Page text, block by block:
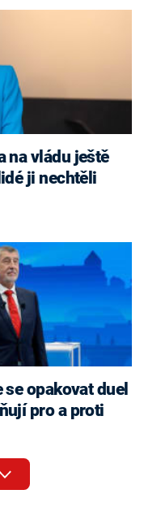
na vládu ještě
ji nechtěli
pro a proti